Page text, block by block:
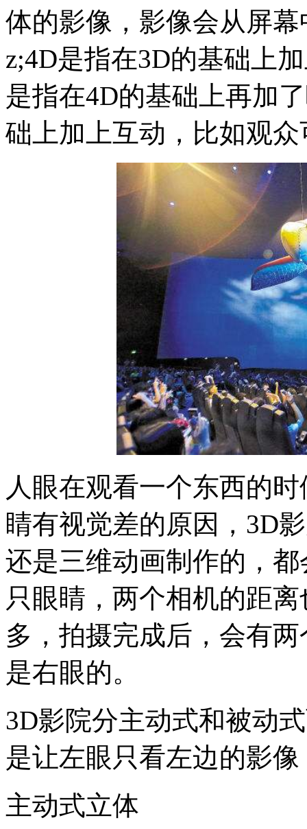
体的影像，影像会从屏
z;4D是指在3D的基础上
是指在4D的基础上再加
础上加上互动，比如观
人眼在观看一个东西的
睛有视觉差的原因，3D
还是三维动画制作的，
只眼睛，两个相机的距
多，拍摄完成后，会有
是右眼的。
3D影院分主动式和被动
是让左眼只看左边的影
主动式立体